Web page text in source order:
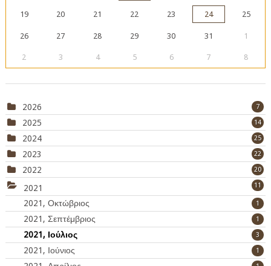
19 20 21 22 23 24 25
26 27 28 29 30 31 1
2 3 4 5 6 7 8
2026 7
2025 14
2024 25
2023 22
2022 20
2021 11
2021, Οκτώβριος 1
2021, Σεπτέμβριος 1
2021, Ιούλιος 3
2021, Ιούνιος 1